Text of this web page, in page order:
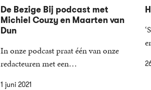
1 juni 2021
De Bezige Bij podcast met
Michiel Couzy en Maarten van
Dun
In onze podcast praat één van onze
redacteuren met een…